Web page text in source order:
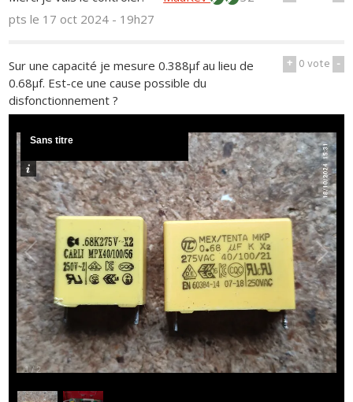
ptsle 17 oct 2024 - 19h27
+ 0vote -
Sur une capacité je mesure 0.388μf au lieu de
0.68μf. Est-ce une cause possible du
disfonctionnement ?
1 /2
Sans titre